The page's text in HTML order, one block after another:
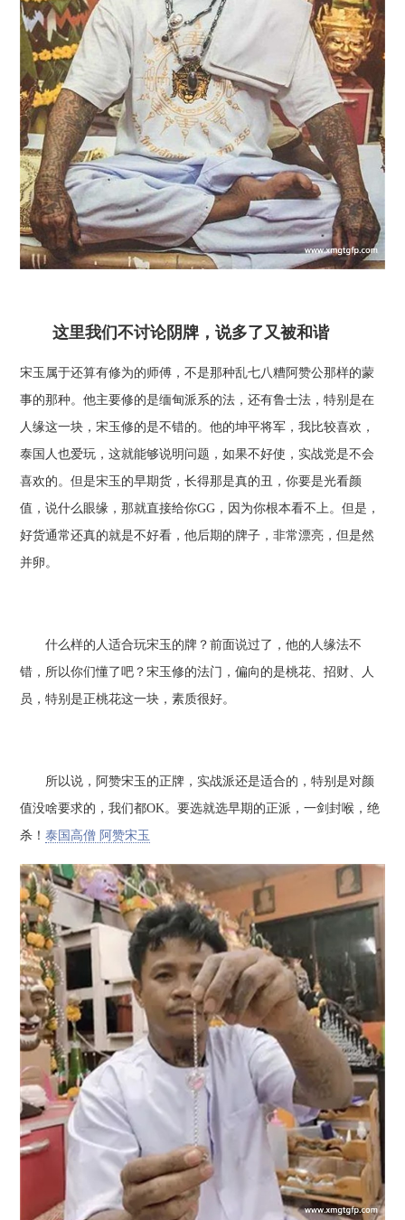
这里我们不讨论阴牌，说多了又被和谐
宋玉属于还算有修为的师傅，不是那种乱七八糟阿赞公那样的蒙
事的那种。他主要修的是缅甸派系的法，还有鲁士法，特别是在
人缘这一块，宋玉修的是不错的。他的坤平将军，我比较喜欢，
泰国人也爱玩，这就能够说明问题，如果不好使，实战党是不会
喜欢的。但是宋玉的早期货，长得那是真的丑，你要是光看颜
值，说什么眼缘，那就直接给你GG，因为你根本看不上。但是，
好货通常还真的就是不好看，他后期的牌子，非常漂亮，但是然
并卵。
什么样的人适合玩宋玉的牌？前面说过了，他的人缘法不
错，所以你们懂了吧？宋玉修的法门，偏向的是桃花、招财、人
员，特别是正桃花这一块，素质很好。
所以说，阿赞宋玉的正牌，实战派还是适合的，特别是对颜
值没啥要求的，我们都OK。要选就选早期的正派，一剑封喉，绝
杀！泰国高僧 阿赞宋玉